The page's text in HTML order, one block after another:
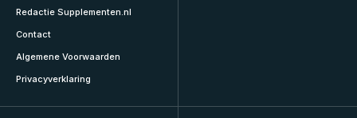
Redactie Supplementen.nl
Contact
Algemene Voorwaarden
Privacyverklaring